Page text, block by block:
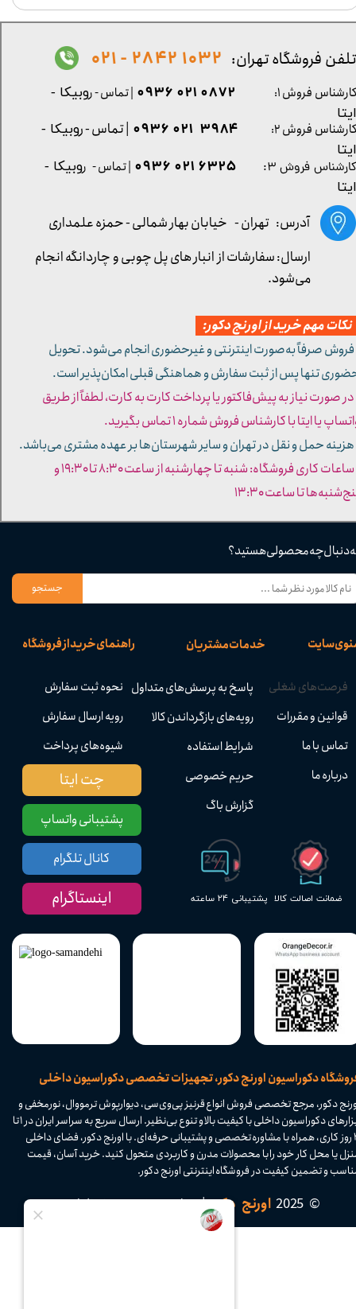
دکوراسیون اورنج دکور، تجهیزات تخصصی دکوراسیون داخلی
پشتیبانی ۲۴ ساعته ضمانت اصالت کالا
راهنمای خرید از فروشگاه
نحوه ثبت سفارش
رویه ارسال سفارش
شیوه‌های پرداخت
خدمات مشتریان
پاسخ به پرسش‌های متداول
رویه‌های بازگرداندن کالا
شرایط استفاده
حریم خصوصی
گزارش باگ
سایت
فرصت‌های شغلی
قوانین و مقررات
تماس با ما
درباره ما
دنبال چه محصولی هستید؟
جستجو
دکور، مرجع تخصصی فروش انواع قرنیز پی‌وی‌سی، دیوارپوش ترمووال، نورمخفی و
ابزارهای دکوراسیون داخلی با کیفیت بالا و تنوع بی‌نظیر. ارسال سریع به سراسر ایران در ۱ تا
۴ روز کاری، همراه با مشاوره تخصصی و پشتیبانی حرفه‌ای. با اورنج دکور، فضای داخلی
یا محل کار خود را با محصولات مدرن و کاربردی متحول کنید. خرید آسان، قیمت
و تضمین کیفیت در فروشگاه اینترنتی اورنج دکور.​​​​​​​
© 2025 اورنج دکور| تمامی حقوق محفوظ است.​​​​​​​
پشتیبانی واتساپ
چت ایتا
کانال تلگرام
اینستاگرام
کارشناس فروش ۳: ۶۳۲۵ ۰۲۱ ۰۹۳۶ | تماس - روبیکا -
ایتا
آدرس: تهران - خیابان بهار شمالی - حمزه علمداری
تلفن فروشگاه تهران: 1032 2842 - 021
مهم خرید از اورنج دکور:
صرفاً به‌صورت اینترنتی و غیرحضوری انجام می‌شود. تحویل
تنها پس از ثبت سفارش و هماهنگی قبلی امکان‌پذیر است.
صورت نیاز به پیش‌فاکتور یا پرداخت کارت به کارت، لطفاً از طریق
یا ایتا با کارشناس فروش شماره ۱ تماس بگیرید.
حمل و نقل در تهران و سایر شهرستان‌ها بر عهده مشتری می‌باشد.
- ساعات کاری فروشگاه: شنبه تا چهارشنبه از ساعت ۸:۳۰ تا ۱۹:۳۰ و
تا ساعت ۱۳:۳۰​​​​​​​
کارشناس فروش ۱: 0872 021 0936 | تماس - روبیکا -
ایتا
کارشناس فروش ۲:
۳۹۸۴ ۰۲۱ ۰۹۳۶ | تماس - روبیکا -
ایتا
ارسال: سفارشات از انبار های پل چوبی و چاردانگه انجام
می‌شود.